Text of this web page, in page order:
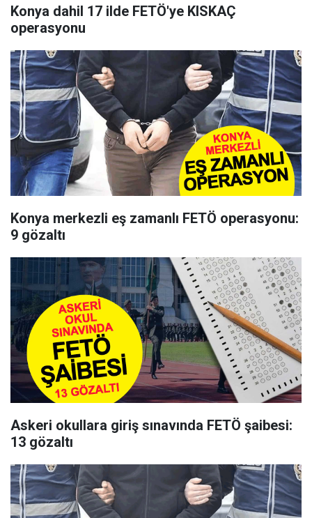
Konya dahil 17 ilde FETÖ'ye KISKAÇ
operasyonu
Konya merkezli eş zamanlı FETÖ operasyonu:
9 gözaltı
Askeri okullara giriş sınavında FETÖ şaibesi:
13 gözaltı